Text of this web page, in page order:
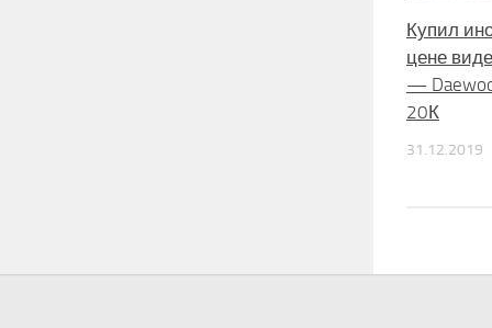
Купил
цене
—
20К
31.12.2019